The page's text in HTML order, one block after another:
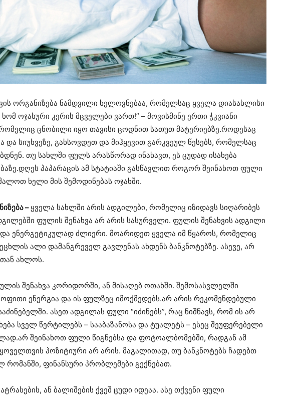
ორგანიზება ნამდვილი ხელოვნებაა, რომელსაც ყველა დიასახლისი
ოჯახური კერის მცველები ვართ!” – მოვისმინე ერთი ჭკვიანი
ცნობილი იყო თავისი ცოდნით სათუთ მატერიებზე.როდესაც
და სიუხვეზე, გახსოვდეთ და მიჰყევით გარკვეულ წესებს, რომელსაც
თუ სახლში ფულს არასწორად ინახავთ, ეს ცუდად ისახება
პაპარაცის ამ სტატიაში გასწავლით როგორ შეინახოთ ფული
ხელი მის შემოდინებას ოჯახში.
–ყველა სახლში არის ადგილები, რომელიც იზიდავს სიღარიბეს
ფულის შენახვა არ არის სასურველი. ფულის შენახვის ადგილი
ენერგეტიკულად ძლიერი. მოარიდეთ ყველა იმ წყაროს, რომელიც
ალი დამანგრეველ გავლენას ახდენს ბანკნოტებზე. ასევე, არ
ახლოს.
შენახვა კორიდორში, ან მისაღებ ოთახში. შემოსასვლელში
ენერგია და ის ფულზეც იმოქმედებს.არ არის რეკომენდებული
ასეთ ადგილას ფული “იძინებს”, რაც ნიშნავს, რომ ის არ
სველ წერტილებს – სააბაზანოსა და ტუალეტს – ესეც შეუფერებელი
შეინახოთ ფული წიგნებსა და ფოტოალბომებში, რადგან ამ
ყოველთვის პოზიტიური არ არის. მაგალითად, თუ ბანკნოტებს ჩადებთ
რომანში, ფინანსური პრობლემები გექნებათ.
ან ბალიშების ქვეშ ცუდი იდეაა. ასე თქვენი ფული